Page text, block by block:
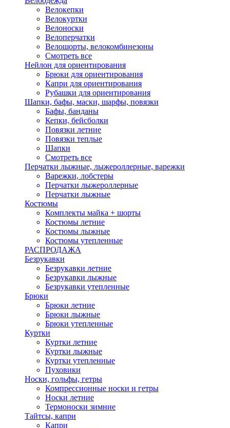
Велокепки
Велокуртки
Велоноски
Велоперчатки
Велошорты, велокомбинезоны
Смотреть все
Нейлон для ориентирования
Брюки для ориентирования
Капри для ориентирования
Рубашки для ориентирования
Шапки, бафы, маски, шарфы, повязки
Бафы, банданы
Кепки, бейсболки
Повязки летние
Повязки теплые
Шапки
Смотреть все
Перчатки лыжные, лыжероллерные, варежки
Варежки, лобстеры
Перчатки лыжероллерные
Перчатки лыжные
Костюмы
Комплекты майка + шорты
Костюмы летние
Костюмы лыжные
Костюмы утепленные
РАСПРОДАЖА
Безрукавки
Безрукавки летние
Безрукавки лыжные
Безрукавки утепленные
Брюки
Брюки летние
Брюки лыжные
Брюки утепленные
Куртки
Куртки летние
Куртки лыжные
Куртки утепленные
Пуховики
Носки, гольфы, гетры
Компрессионные носки и гетры
Носки летние
Термоноски зимние
Тайтсы, капри
Капри